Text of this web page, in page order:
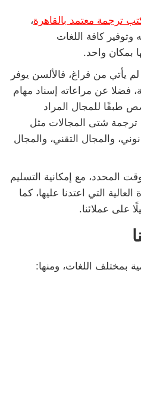
ترجمة معتمد بالقاهرة،
وتوفير كافة اللغات
بمكان واحد.
يأتي من فراغ، فالألسن يوفر
فضلا عن مراعاته إسناد مهام
طبقًا للمجال المراد
ترجمة شتى المجالات مثل
والمجال التقني، والمجال
المحدد، مع إمكانية التسليم
التي اعتدنا عليها، كما
على عملائنا.
بمختلف اللغات، ومنها: